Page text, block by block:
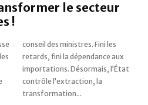
le secteur
!
transformation...